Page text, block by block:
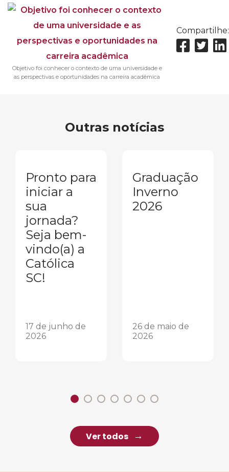
Objetivo foi conhecer o contexto de uma universidade e
as perspectivas e oportunidades na carreira acadêmica
Compartilhe:
Outras notícias
Pronto para
iniciar a
sua
jornada?
Seja bem-
vindo(a) a
Católica
SC!
17 de junho de
2026
Graduação
Inverno
2026
26 de maio de
2026
Ver todos